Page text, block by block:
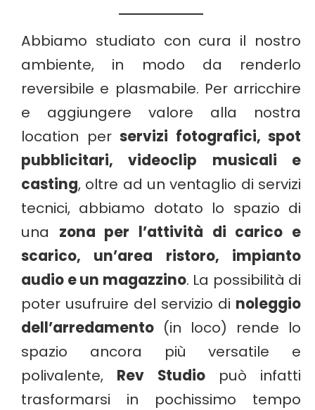
Abbiamo studiato con cura il nostro
ambiente, in modo da renderlo
reversibile e plasmabile. Per arricchire
e aggiungere valore alla nostra
location per servizi fotografici, spot
pubblicitari, videoclip musicali e
casting, oltre ad un ventaglio di servizi
tecnici, abbiamo dotato lo spazio di
una zona per l’attività di carico e
scarico, un’area ristoro, impianto
audio e un magazzino. La possibilità di
poter usufruire del servizio di noleggio
dell’arredamento (in loco) rende lo
spazio ancora più versatile e
polivalente, Rev Studiopuò infatti
trasformarsi in pochissimo tempo